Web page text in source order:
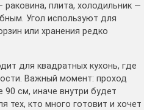
раковина, плита, холодильник —
Угол используют для
или хранения редко
для квадратных кухонь, где
Важный момент: проход
см, иначе внутри будет
тех, кто много готовит и хочет